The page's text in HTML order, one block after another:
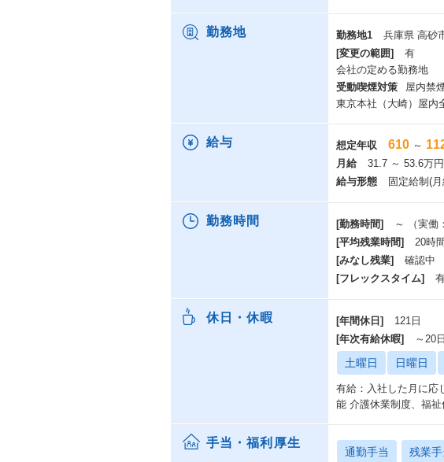
勤務地 勤務地1
兵庫県 高砂
[変更の範囲]
有
会社の定める勤務地
受動喫煙対策
屋内禁
東京本社（大崎）屋内
給与 想定年収 610 ～
月給
31.7 ～ 53.6万円
給与形態
固定給制(
勤務時間 [勤務時間]
～ （実働
[平均残業時間]
20時
[みなし残業]
確認中
[フレックスタイム]
休日・休暇 [年間休日]
121日
[年次有給休暇]
～20日
土曜日 日曜日
有給：入社した月に応
能 介護休業制度、福祉
手当・福利厚生
通勤手当 残業手